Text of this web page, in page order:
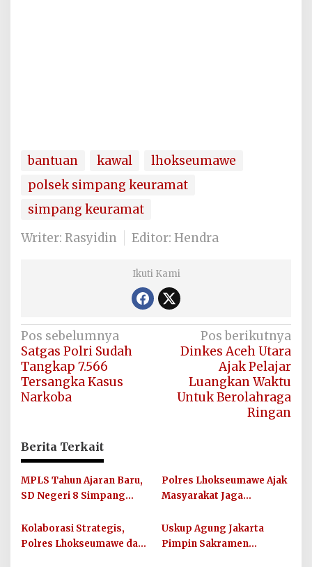
bantuan kawal
lhokseumawe
polsek simpang keuramat
simpang keuramat
Writer: Rasyidin
Editor: Hendra
Ikuti Kami
Navigasi
pos
Pos sebelumnya
Satgas Polri Sudah
Tangkap 7.566
Tersangka Kasus
Narkoba
Pos berikutnya
Dinkes Aceh Utara
Ajak Pelajar
Luangkan Waktu
Untuk Berolahraga
Ringan
Berita Terkait
MPLS Tahun Ajaran Baru,
SD Negeri 8 Simpang
Sekolah Berkualitas dan
Berkarakter
Polres Lhokseumawe Ajak
Masyarakat Jaga
Sportivitas Jelang Piala
Dunia 2026
Kolaborasi Strategis,
Polres Lhokseumawe dan
Uskup Agung Jakarta
Pimpin Sakramen